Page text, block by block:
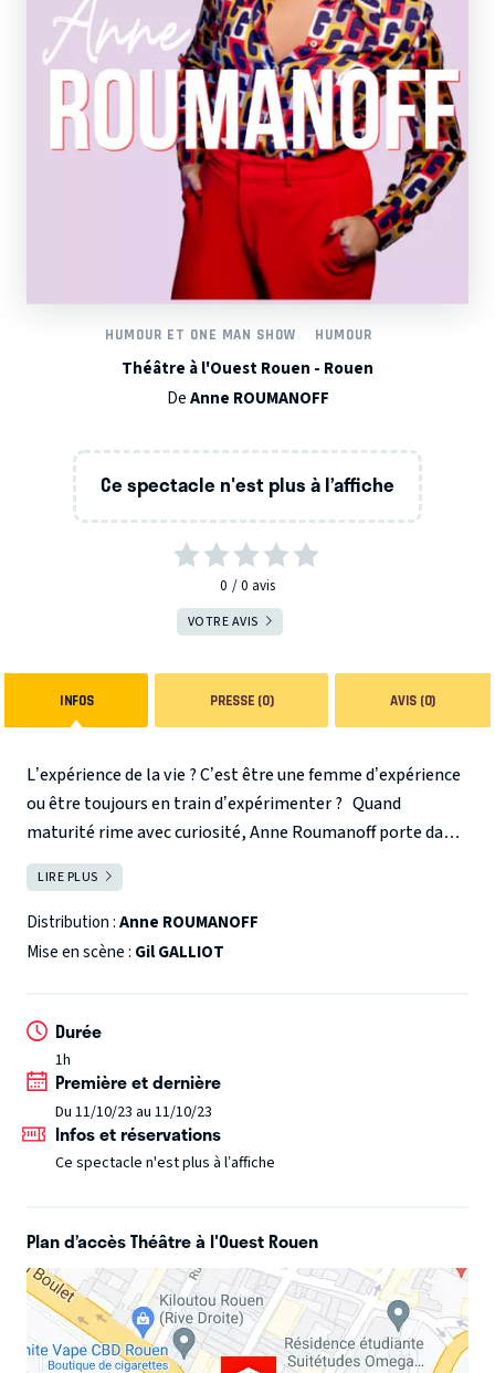
HUMOUR ET ONE MAN SHOW HUMOUR
Théâtre à l'Ouest Rouen - Rouen
DeAnne ROUMANOFF
Ce spectacle n'est plus à l’affiche
0 0 avis
VOTRE AVIS
INFOS PRESSE (0) AVIS (0)
L’expérience de la vie ? C’est être une femme d’expérience
ou être toujours en train d’expérimenter ? Quand
maturité rime avec curiosité, Anne Roumanoff porte dans
ce nouveau spectacle un regard narquois et joyeux sur les
grandes transformations de notre société : nouveau
langage, nouveaux comportements, nouveaux métiers.
Vous y croiserez notamment une coach américaine en
et des commentaires savoureux sur l’actualité politique et
sociale.
expérimentée qui rêve de se reconstruire.
LIRE PLUS
Distribution :Anne ROUMANOFF
Mise en scène : Gil GALLIOT
Durée
1h
Première et dernière
Du 11/10/23 au 11/10/23
Infos et réservations
Ce spectacle n'est plus à l’affiche
Plan d’accès Théâtre à l'Ouest Rouen